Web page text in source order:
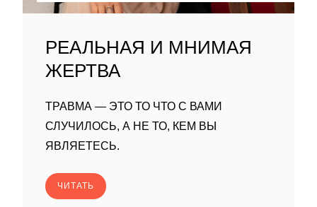
РЕАЛЬНАЯ И МНИМАЯ
ЖЕРТВА
ТРАВМА — ЭТО ТО ЧТО С ВАМИ
СЛУЧИЛОСЬ, А НЕ ТО, КЕМ ВЫ
ЯВЛЯЕТЕСЬ.
ЧИТАТЬ